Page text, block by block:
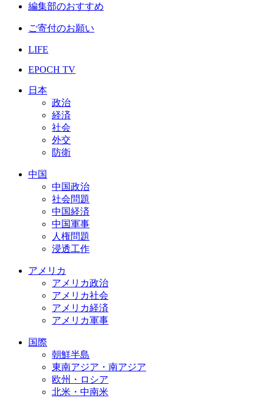
編集部のおすすめ
ご寄付のお願い
LIFE
EPOCH TV
日本
政治
経済
社会
外交
防衛
中国
中国政治
社会問題
中国経済
中国軍事
人権問題
浸透工作
アメリカ
アメリカ政治
アメリカ社会
アメリカ経済
アメリカ軍事
国際
朝鮮半島
東南アジア・南アジア
欧州・ロシア
北米・中南米